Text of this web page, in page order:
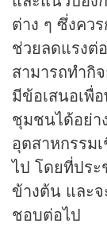
ต่าง ๆ ซึ่งคว
ช่วยลดแรง
สามารถทำกิ
มีข้อเสนอเพื่
ชุมชนได้อย่า
อุตสาหกรรม
ไป โดยที่ปร
ข้างต้น และ
ชอบต่อไป